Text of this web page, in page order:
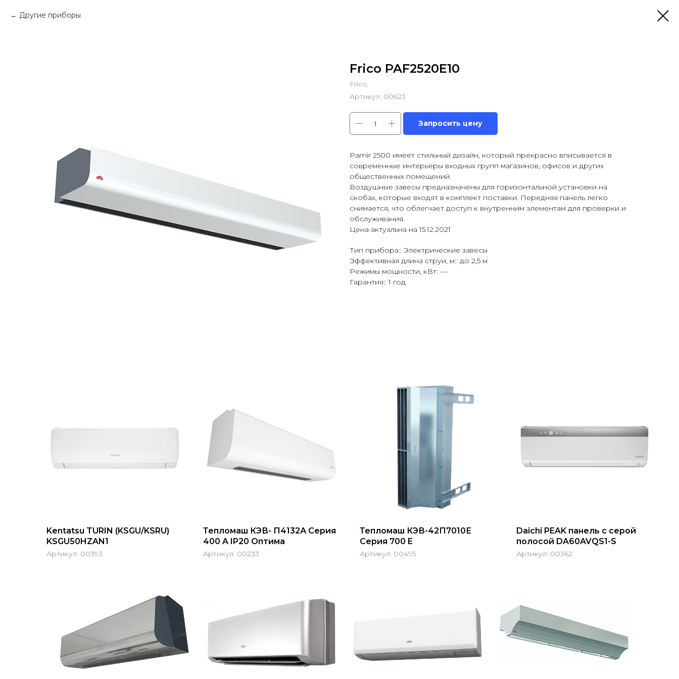
Другие приборы
Frico PAF2520E10
Frico
Артикул: 00623
Запросить цену
Рamir 2500 имеет стильный дизайн, который прекрасно вписывается в
современные интерьеры входных групп магазинов, офисов и других
общественных помещений.
Воздушные завесы предназначены для горизонтальной установки на
скобах, которые входят в комплект поставки. Передняя панель легко
снимается, что облегчает доступ к внутренним элементам для проверки и
обслуживания.
Цена актуальна на 15.12.2021
Тип прибора:: Электрические завесы
Эффективная длина струи, м:: до 2,5 м
Режимы мощности, кВт: —
Гарантия:: 1 год
Kentatsu TURIN (KSGU/KSRU)
KSGU50HZAN1
Артикул: 00393
Тепломаш КЭВ- П4132А Серия
400 A IP20 Оптима
Артикул: 00233
Тепломаш КЭВ-42П7010Е
Серия 700 E
Артикул: 00495
Daichi PEAK панель с серой
полосой DA60AVQS1-S
Артикул: 00362